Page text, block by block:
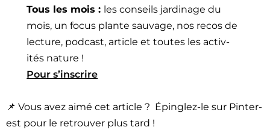
Tous les mois : les con­seils jar­di­nage du
mois, un focus plante sauvage, nos recos de
lec­ture, pod­cast, arti­cle et toutes les activ­
ités nature !
Pour s’in­scrire
📌 Vous avez aimé cet arti­cle ? Épin­glez-le sur Pin­ter­
est pour le retrou­ver plus tard !